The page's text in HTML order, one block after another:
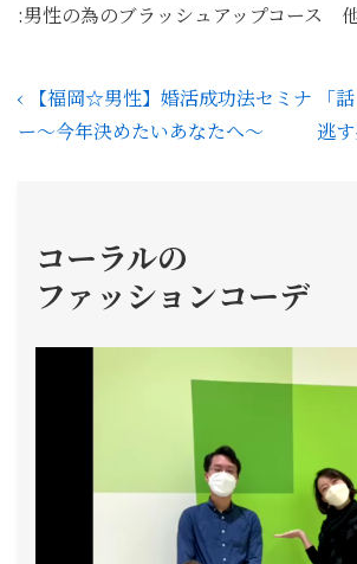
:男性の為のブラッシュアップコース
投
稿
ゲ
ー
前
の
‹ 【福岡☆男性】婚活成功法セミナ
ー〜今年決めたいあなたへ〜
次
の
「
逃
コーラルの
ファッションコーデ